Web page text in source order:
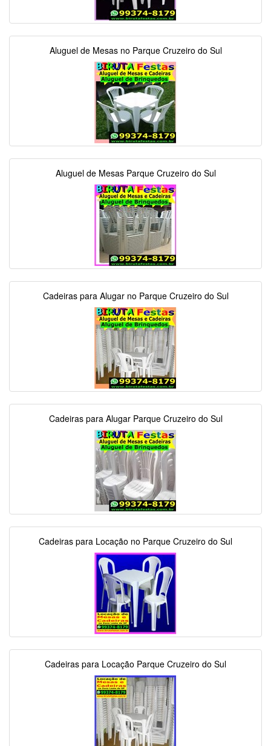
Aluguel de Mesas no Parque Cruzeiro do Sul
Aluguel de Mesas Parque Cruzeiro do Sul
Cadeiras para Alugar no Parque Cruzeiro do Sul
Cadeiras para Alugar Parque Cruzeiro do Sul
Cadeiras para Locação no Parque Cruzeiro do Sul
Cadeiras para Locação Parque Cruzeiro do Sul